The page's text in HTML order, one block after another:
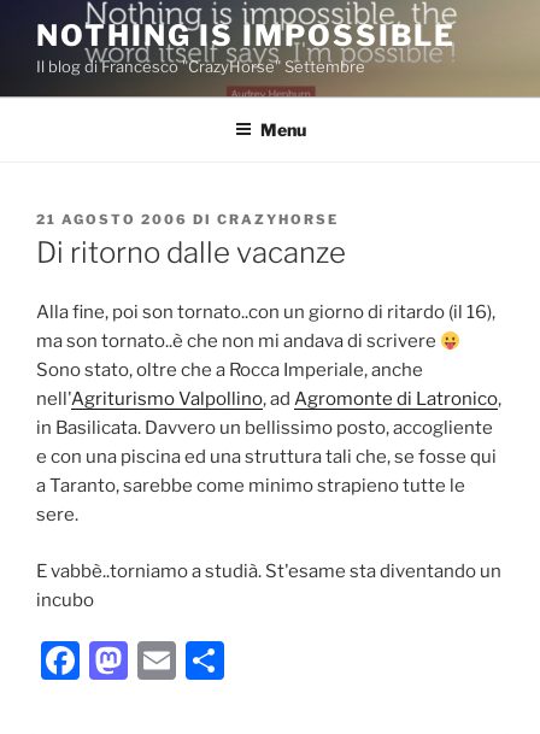
contenuto
NOTHING IS IMPOSSIBLE
Il blog di Francesco "CrazyHorse" Settembre
Menu
PUBBLICATO
IL
21 AGOSTO 2006 DI CRAZYHORSE
Di ritorno dalle vacanze
Alla fine, poi son tornato..con un giorno di ritardo (il 16),
ma son tornato..è che non mi andava di scrivere
Sono stato, oltre che a Rocca Imperiale, anche
nell'Agriturismo Valpollino, ad Agromonte di Latronico,
in Basilicata. Davvero un bellissimo posto, accogliente
e con una piscina ed una struttura tali che, se fosse qui
a Taranto, sarebbe come minimo strapieno tutte le
sere.
E vabbè..torniamo a studià. St'esame sta diventando un
incubo
F
M E